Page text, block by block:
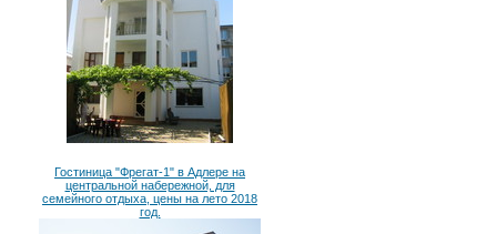
Гостиница "Фрегат-1" в Адлере на
центральной набережной, для
семейного отдыха, цены на лето 2018
год.